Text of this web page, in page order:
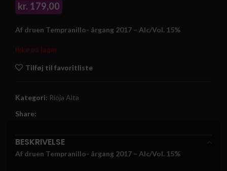
kr. 179,00
Af druen Tempranillo- årgang 2017 – Alc/Vol. 15%
Ikke på lager
Tilføj til favoritliste
Kategori: Rioja Alta
Share:
BESKRIVELSE
Af druen Tempranillo- årgang 2017 – Alc/Vol. 15%